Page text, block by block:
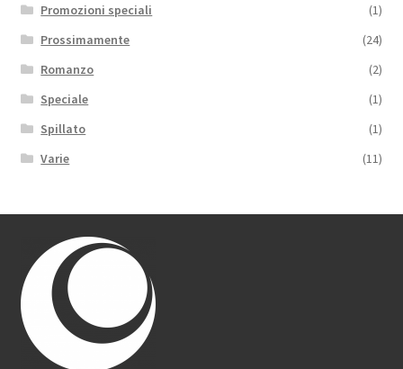
Promozioni speciali
(1)
Prossimamente
(24)
Romanzo
(2)
Speciale
(1)
Spillato
(1)
Varie
(11)